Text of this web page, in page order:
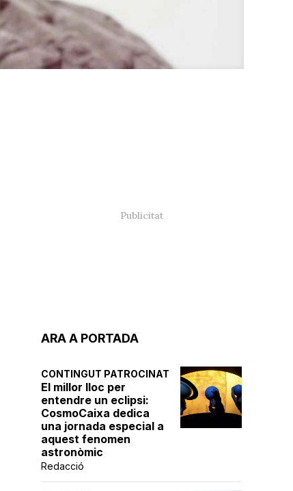
ARA A PORTADA
CONTINGUT PATROCINAT
El millor lloc per
entendre un eclipsi:
CosmoCaixa dedica
una jornada especial a
aquest fenomen
astronòmic
Redacció